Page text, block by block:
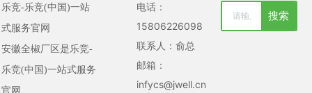
乐竞-乐竞(中国)一站
式服务官网
安徽全椒厂区是乐竞-
乐竞(中国)一站式服务
官网
电话：
15806226098
联系人：俞总
邮箱：
infycs@jwell.cn
搜索
清空记录
历史记录